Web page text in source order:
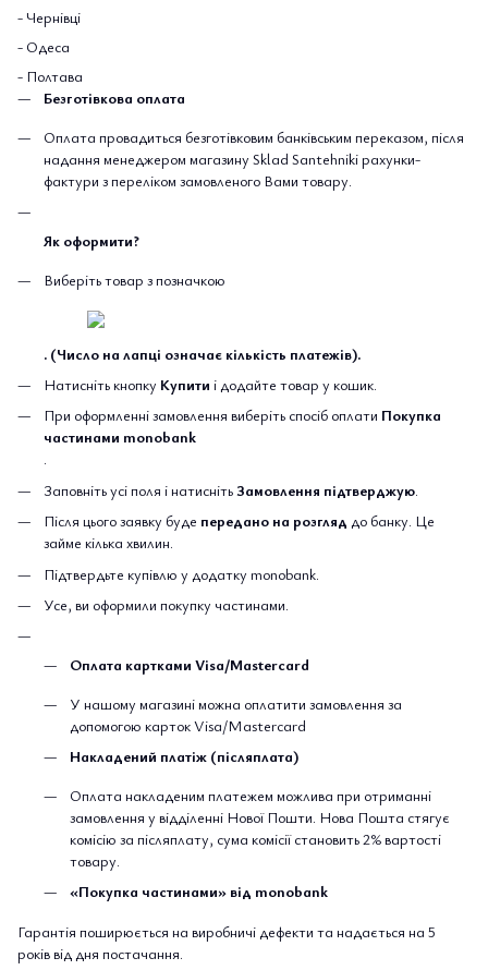
- Чернівці
- Одеса
- Полтава
Безготівкова оплата
Оплата провадиться безготівковим банківським переказом, після
надання менеджером магазину Sklad Santehniki рахунки-
фактури з переліком замовленого Вами товару.
Як оформити?
Виберіть товар з позначкою
. (Число на лапці означає кількість платежів).
Натисніть кнопку Купити і додайте товар у кошик.
При оформленні замовлення виберіть спосіб оплати Покупка
частинами monobank
.
Заповніть усі поля і натисніть Замовлення підтверджую
Після цього заявку буде передано на розгляд до банку. Це
займе кілька хвилин.
Підтвердьте купівлю у додатку monobank.
Усе, ви оформили покупку частинами.
Оплата картками Visa/Mastercard
У нашому магазині можна оплатити замовлення за
допомогою карток Visa/Mastercard
Накладений платіж (післяплата)
Оплата накладеним платежем можлива при отриманні
замовлення у відділенні Нової Пошти. Нова Пошта стягує
комісію за післяплату, сума комісії становить 2% вартості
товару.
«Покупка частинами» від monobank
Гарантія поширюється на виробничі дефекти та надається на 5
років від дня постачання.